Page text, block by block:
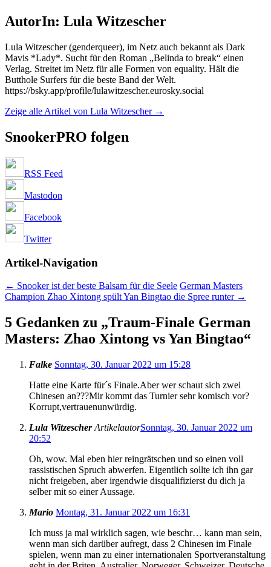
AutorIn: Lula Witzescher
Lula Witzescher (genderqueer), im Netz auch bekannt als Dark
Mavis *Lady*. Sucht für den Roman „Belinda to break“ einen
Verlag. Streitet im Netz für alle Formen von equality. Hält die
Butthole Surfers für die beste Band der Welt.
https://bsky.app/profile/lulawitzescher.eurosky.social
Zeige alle Artikel von Lula Witzescher →
SnookerPRO folgen
RSS Feed
Mastodon
Facebook
Twitter
Artikel-Navigation
← Snooker ist der beste Balsam für die Seele German Masters
Champion Zhao Xintong spült Yan Bingtao die Spree runter →
5 Gedanken zu „Traum-Finale German
Masters: Zhao Xintong vs Yan Bingtao“
Falke Sonntag, 30. Januar 2022 um 15:28
Hatte eine Karte für´s Finale.Aber wer schaut sich zwei
Chinesen an???Mir kommt das Turnier sehr komisch vor?
Korrupt,vertrauenunwürdig.
Lula Witzescher ArtikelautorSonntag, 30. Januar 2022 um
20:52
Oh, wow. Mal eben hier reingrätschen und so einen voll
rassistischen Spruch abwerfen. Eigentlich sollte ich ihn gar
nicht freigeben, aber irgendwie disqualifizierst du dich ja
selber mit so einer Aussage.
Mario Montag, 31. Januar 2022 um 16:31
Ich muss ja mal wirklich sagen, wie beschr… kann man sein,
wenn man sich darüber aufregt, dass 2 Chinesen im Finale
spielen, wenn man zu einer internationalen Sportveranstaltung